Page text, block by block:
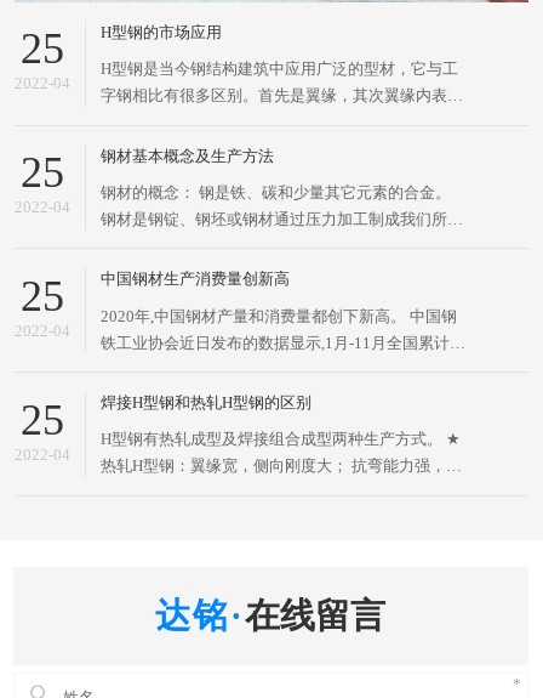
25
2022-04
H型钢的市场应用
H型钢是当今钢结构建筑中应用广泛的型材，它与工
字钢相比有很多区别。首先是翼缘，其次翼缘内表面
显优于传统的工字钢、槽钢和角钢。H型钢，是一种
高效型材，因其断面与英文字母“H”相同而得名。H型
钢的两条
25
2022-04
钢材基本概念及生产方法
钢材的概念： 钢是铁、碳和少量其它元素的合金。
钢材是钢锭、钢坯或钢材通过压力加工制成我们所需
和实现四化必不可少的重要物资，应用广泛、品种繁
材和金属制品四大类、为了便于组织钢材的生产、订
货供应和
25
2022-04
中国钢材生产消费量创新高
2020年,中国钢材产量和消费量都创下新高。 中国钢
铁工业协会近日发布的数据显示,1月-11月全国累计生
比增长4.17%;生产钢材12.02亿吨,同比增长7.03%。
25
2022-04
焊接H型钢和热轧H型钢的区别
H型钢有热轧成型及焊接组合成型两种生产方式。 ★
热轧H型钢：翼缘宽，侧向刚度大； 抗弯能力强，比
在线留言